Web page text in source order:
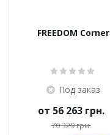
FREEDOM Corner
Под заказ
от 56 263 грн.
70 329 грн.